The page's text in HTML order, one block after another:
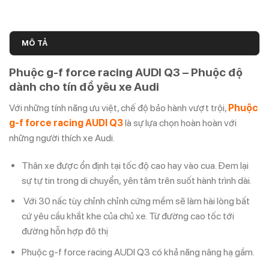
MÔ TẢ
Phuộc g-f force racing AUDI Q3 – Phuộc độ
dành cho tín đồ yêu xe Audi
Với những tính năng ưu việt, chế độ bảo hành vượt trội, Phuộc
g-f force racing AUDI Q3là sự lựa chọn hoàn hoàn với
những người thích xe Audi.
Thân xe được ổn định tại tốc độ cao hay vào cua. Đem lại
sự tự tin trong di chuyển, yên tâm trên suốt hành trình dài.
Với 30 nấc tùy chỉnh chỉnh cứng mềm sẽ làm hài lòng bất
cứ yêu cầu khắt khe của chủ xe. Từ đường cao tốc tới
đường hỗn hợp đô thị
Phuộc g-f force racing AUDI Q3 có khả năng nâng hạ gầm.